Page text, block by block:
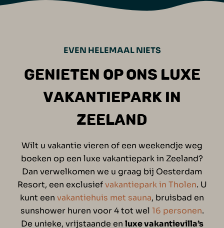
EVEN HELEMAAL NIETS
GENIETEN OP ONS LUXE
VAKANTIEPARK IN
ZEELAND
Wilt u vakantie vieren of een weekendje weg
boeken op een luxe vakantiepark in Zeeland?
Dan verwelkomen we u graag bij Oesterdam
Resort, een exclusiefvakantiepark in Tholen. U
kunt een vakantiehuis met sauna, bruisbad en
sunshower huren voor 4 tot wel 16 personen.
De unieke, vrijstaande en luxe vakantievilla’s